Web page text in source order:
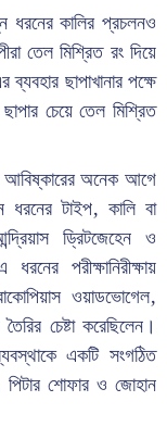
ধরনের কালির প্রচলনও
তেল মিশ্রিত রং দিয়ে
ছাপাখানার পক্ষে
চেয়ে তেল মিশ্রিত
আবিষ্কারের অনেক আগে
ধরনের টাইপ, কালি বা
ড্রিটজেহেন ও
পরীক্ষানিরীক্ষায়
ওয়াডভোগেল,
চেষ্টা করেছিলেন।
একটি সংগঠিত
পিটার শোফার ও জোহান